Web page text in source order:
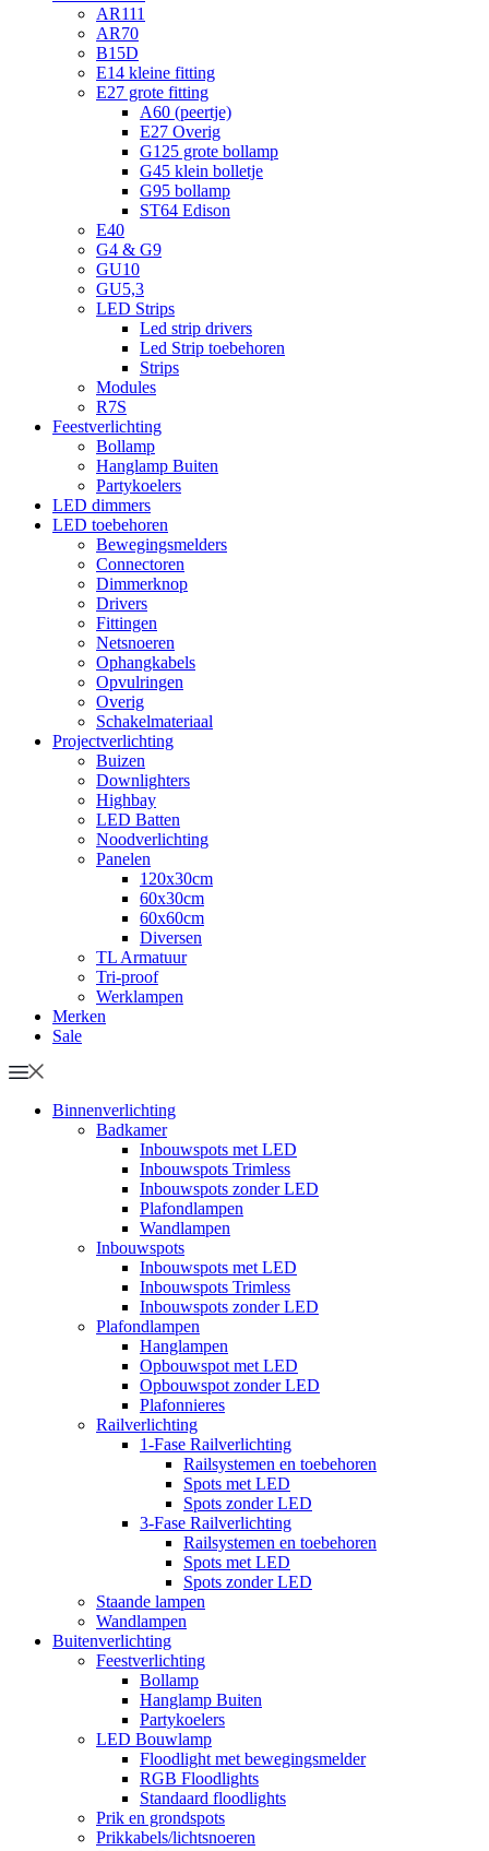
AR111
AR70
B15D
E14 kleine fitting
E27 grote fitting
A60 (peertje)
E27 Overig
G125 grote bollamp
G45 klein bolletje
G95 bollamp
ST64 Edison
E40
G4 & G9
GU10
GU5,3
LED Strips
Led strip drivers
Led Strip toebehoren
Strips
Modules
R7S
Feestverlichting
Bollamp
Hanglamp Buiten
Partykoelers
LED dimmers
LED toebehoren
Bewegingsmelders
Connectoren
Dimmerknop
Drivers
Fittingen
Netsnoeren
Ophangkabels
Opvulringen
Overig
Schakelmateriaal
Projectverlichting
Buizen
Downlighters
Highbay
LED Batten
Noodverlichting
Panelen
120x30cm
60x30cm
60x60cm
Diversen
TL Armatuur
Tri-proof
Werklampen
Merken
Sale
Binnenverlichting
Badkamer
Inbouwspots met LED
Inbouwspots Trimless
Inbouwspots zonder LED
Plafondlampen
Wandlampen
Inbouwspots
Inbouwspots met LED
Inbouwspots Trimless
Inbouwspots zonder LED
Plafondlampen
Hanglampen
Opbouwspot met LED
Opbouwspot zonder LED
Plafonnieres
Railverlichting
1-Fase Railverlichting
Railsystemen en toebehoren
Spots met LED
Spots zonder LED
3-Fase Railverlichting
Railsystemen en toebehoren
Spots met LED
Spots zonder LED
Staande lampen
Wandlampen
Buitenverlichting
Feestverlichting
Bollamp
Hanglamp Buiten
Partykoelers
LED Bouwlamp
Floodlight met bewegingsmelder
RGB Floodlights
Standaard floodlights
Prik en grondspots
Prikkabels/lichtsnoeren